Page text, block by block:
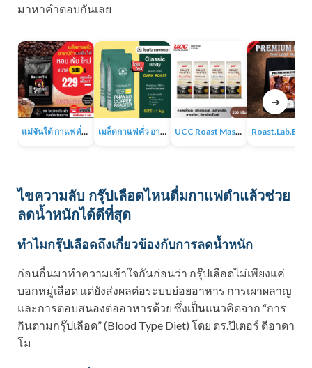
มาหาคำตอบกันเลย
แม่จันใต้ กาแฟคั่ว หอม เข้ม เมล็ดกาแฟคั่ว อาราบิก้า 100% 1KG UCC Roast Master กาแฟคั่วบด 250 ก.
➔
ไขความลับ กรุ๊ปเลือดไหนดื่มกาแฟดำแล้วช่วย
ลดน้ำหนักได้ดีที่สุด
ทำไมกรุ๊ปเลือดถึงเกี่ยวข้องกับการลดน้ำหนัก
ก่อนอื่นมาทำความเข้าใจกันก่อนว่า กรุ๊ปเลือดไม่เพียงแค่
บอกหมู่เลือด แต่ยังส่งผลต่อระบบย่อยอาหาร การเผาผลาญ
และการตอบสนองต่ออาหารด้วย ซึ่งเป็นแนวคิดจาก “การ
กินตามกรุ๊ปเลือด” (Blood Type Diet) โดย ดร.ปีเตอร์ ดีอาดา
โม